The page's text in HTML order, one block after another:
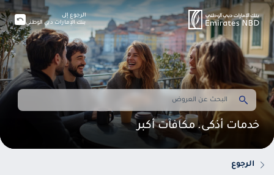
خدمات أذكى. مكافآت أكبر
الرجوع إلى
بنك الإمارات دبي الوطني
الرجوع